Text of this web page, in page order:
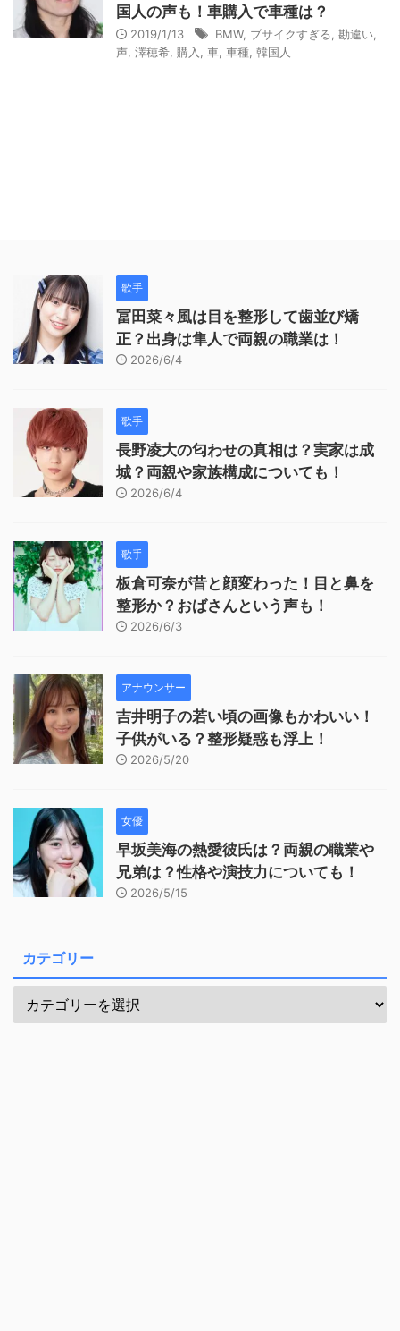
国人の声も！車購入で車種は？
2019/1/13 BMW, ブサイクすぎる 勘違い
声 澤穂希 購入 車 車種 韓国人
歌手
冨田菜々風は目を整形して歯並び矯
正？出身は隼人で両親の職業は！
2026/6/4
歌手
長野凌大の匂わせの真相は？実家は成
城？両親や家族構成についても！
2026/6/4
歌手
板倉可奈が昔と顔変わった！目と鼻を
整形か？おばさんという声も！
2026/6/3
アナウンサー
吉井明子の若い頃の画像もかわいい！
子供がいる？整形疑惑も浮上！
2026/5/20
女優
早坂美海の熱愛彼氏は？両親の職業や
兄弟は？性格や演技力についても！
2026/5/15
カテゴリー